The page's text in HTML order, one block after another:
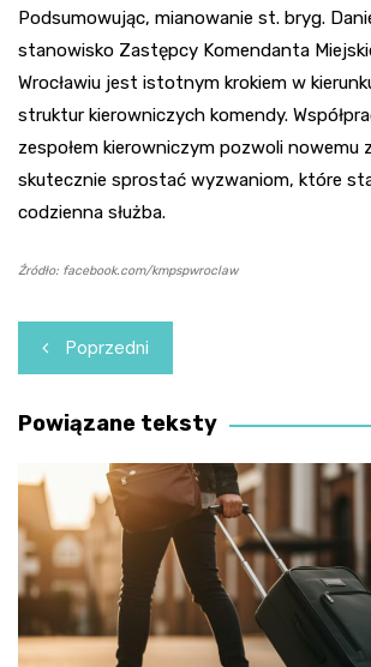
Podsumowując, mianowanie st. bryg.
stanowisko Zastępcy Komendanta
Wrocławiu jest istotnym krokiem w
struktur kierowniczych komendy.
zespołem kierowniczym pozwoli nowemu
skutecznie sprostać wyzwaniom, które
codzienna służba.
Źródło: facebook.com/kmpspwroclaw
Nawigacja
wpisu
Poprzedni
Powiązane teksty